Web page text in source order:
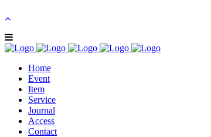
Home
Event
Item
Service
Journal
Access
Contact